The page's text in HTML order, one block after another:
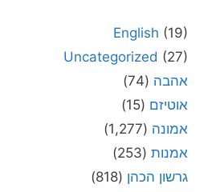
English (19)
Uncategorized (27)
אהבה (74)
אוטיזם (15)
אמונה (1,277)
אמנות (253)
גרשון הכהן (818)